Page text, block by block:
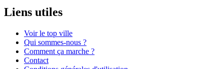
Liens utiles
Voir le top ville
Qui sommes-nous ?
Comment ça marche ?
Contact